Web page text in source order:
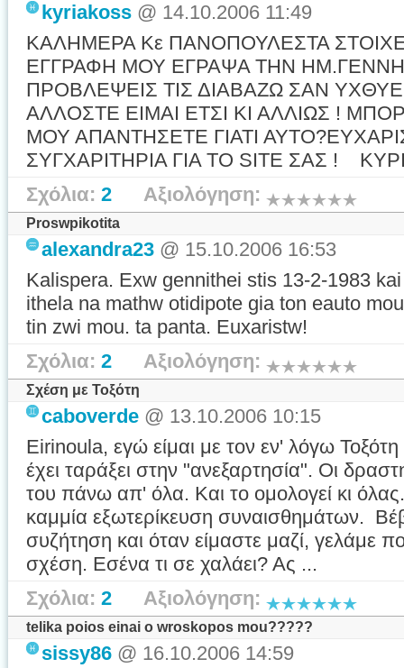
kyriakoss @ 14.10.2006 11:49
ΚΑΛΗΜΕΡΑ Κε ΠΑΝΟΠΟΥΛΕΣΤΑ
ΕΓΓΡΑΦΗ ΜΟΥ ΕΓΡΑΨΑ ΤΗΝ
ΠΡΟΒΛΕΨΕΙΣ ΤΙΣ ΔΙΑΒΑΖΩ ΣΑΝ
ΑΛΛΟΣΤΕ ΕΙΜΑΙ ΕΤΣΙ ΚΙ ΑΛΛΙΩΣ !
ΜΟΥ ΑΠΑΝΤΗΣΕΤΕ ΓΙΑΤΙ
ΣΥΓΧΑΡΙΤΗΡΙΑ ΓΙΑ ΤΟ SITE ΣΑΣ !
Σχόλια: 2 Αξιολόγηση:
Proswpikotita
alexandra23 @ 15.10.2006 16:53
Kalispera. Exw gennithei stis 13-2-1983
ithela na mathw otidipote gia ton eauto
tin zwi mou. ta panta. Euxaristw!
Σχόλια: 2 Αξιολόγηση:
Σχέση με Τοξότη
caboverde @ 13.10.2006 10:15
Eirinoula, εγώ είμαι με τον εν' λόγω Τοξότη
έχει ταράξει στην "ανεξαρτησία". Οι
του πάνω απ' όλα. Και το ομολογεί κι
καμμία εξωτερίκευση συναισθημάτων.
συζήτηση και όταν είμαστε μαζί, γελάμε
σχέση. Εσένα τι σε χαλάει? Ας ...
Σχόλια: 2 Αξιολόγηση:
telika poios einai o wroskopos mou?????
sissy86 @ 16.10.2006 14:59